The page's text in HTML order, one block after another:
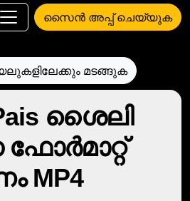
സൈൻ അപ്പ് ചെയ്യുക
മടങ്ങുക
Pais ശൈലി
MP4